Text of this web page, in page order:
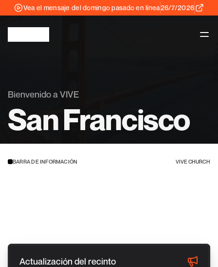
Vea el mensaje del domingo pasado en línea26/7/2026
Bienvenido a VIVE
San Francisco
BARRA DE INFORMACIÓN VIVE CHURCH
Actualización del recinto